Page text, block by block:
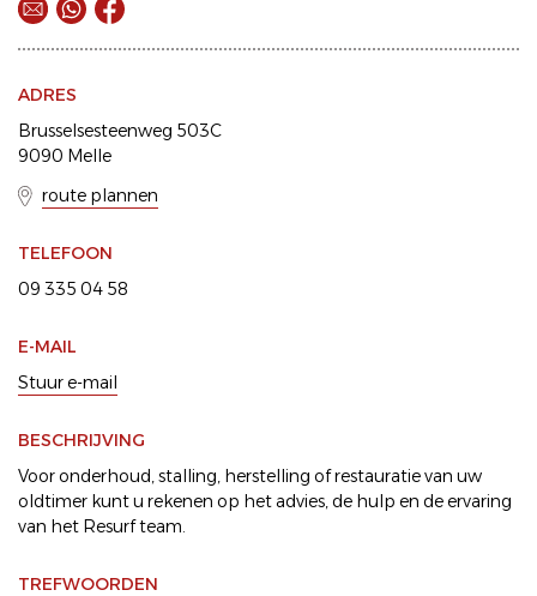
ADRES
Brusselsesteenweg 503C
9090 Melle
route plannen
TELEFOON
09 335 04 58
E-MAIL
Stuur e-mail
BESCHRIJVING
Voor onderhoud, stalling, herstelling of restauratie van uw
oldtimer kunt u rekenen op het advies, de hulp en de ervaring
van het Resurf team.
TREFWOORDEN